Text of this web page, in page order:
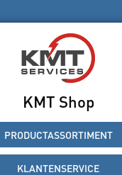
KMT Shop
PRODUCTASSORTIMENT
KLANTENSERVICE